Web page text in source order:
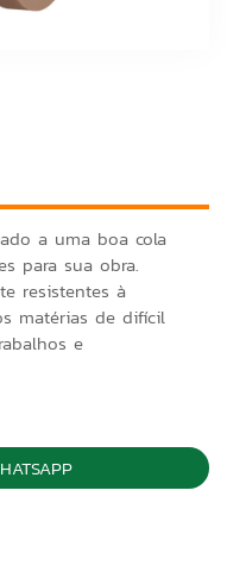
a uma boa cola
para sua obra.
resistentes à
matérias de difícil
e